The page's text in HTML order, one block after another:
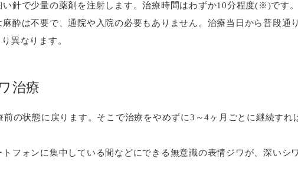
針で少量の薬剤を注射します。治療時間はわずか10分程度(※)です。
酔は不要で、通院や入院の必要もありません。治療当日から普段通
異なります。
治療
の状態に戻ります。そこで治療をやめずに3～4ヶ月ごとに継続すれ
フォンに集中している間などにできる無意識の表情ジワが、深いシ